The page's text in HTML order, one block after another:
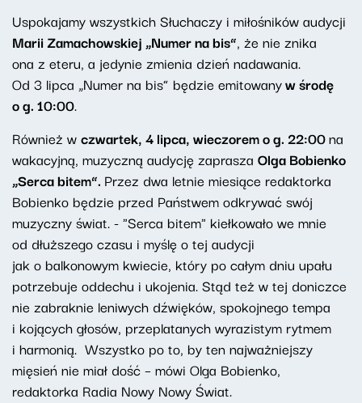
Uspokajamy wszystkich Słuchaczy i miłośników audycji
Marii Zamachowskiej „Numer na bis”, że nie znika
ona z eteru, a jedynie zmienia dzień nadawania.
Od 3 lipca „Numer na bis” będzie emitowanyw środę
o g. 10:00.
Również wczwartek, 4 lipca, wieczorem o g. 22:00na
wakacyjną, muzyczną audycję zaprasza Olga Bobienko
„Serca bitem”. Przez dwa letnie miesiące redaktorka
Bobienko będzie przed Państwem odkrywać swój
muzyczny świat. - "Serca bitem" kiełkowało we mnie
od dłuższego czasu i myślę o tej audycji
jak o balkonowym kwiecie, który po całym dniu upału
potrzebuje oddechu i ukojenia. Stąd też w tej doniczce
nie zabraknie leniwych dźwięków, spokojnego tempa
i kojących głosów, przeplatanych wyrazistym rytmem
i harmonią. Wszystko po to, by ten najważniejszy
mięsień nie miał dość – mówi Olga Bobienko,
redaktorka Radia Nowy Nowy Świat.